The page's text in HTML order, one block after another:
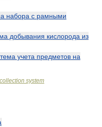
набора с рамными
добывания кислорода из
учета предметов на
system